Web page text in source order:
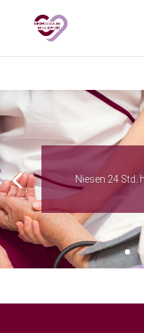
Niesen 24 Std.